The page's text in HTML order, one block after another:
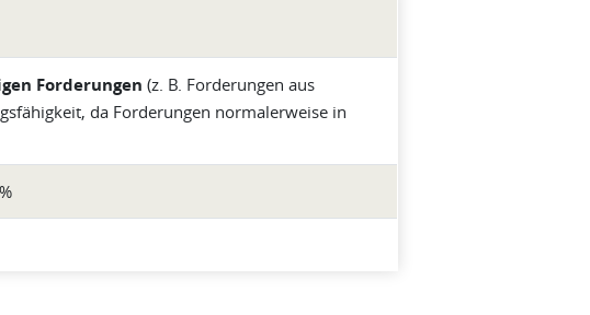
Forderungen (z. B. Forderungen aus
da Forderungen normalerweise in